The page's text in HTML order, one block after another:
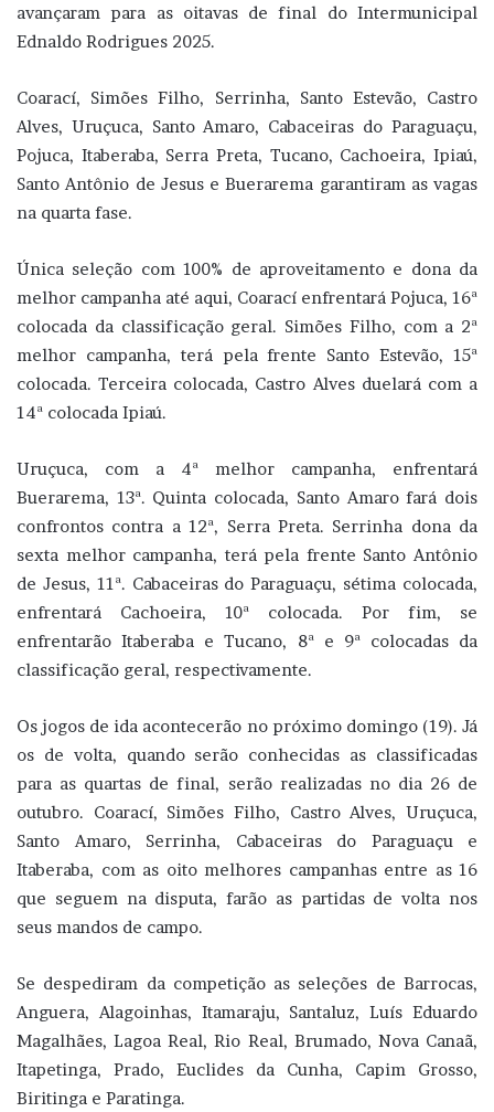
avançaram para as oitavas de final do Intermunicipal
Ednaldo Rodrigues 2025.
Coarací, Simões Filho, Serrinha, Santo Estevão, Castro
Alves, Uruçuca, Santo Amaro, Cabaceiras do Paraguaçu,
Pojuca, Itaberaba, Serra Preta, Tucano, Cachoeira, Ipiaú,
Santo Antônio de Jesus e Buerarema garantiram as vagas
na quarta fase.
Única seleção com 100% de aproveitamento e dona da
melhor campanha até aqui, Coarací enfrentará Pojuca, 16ª
colocada da classificação geral. Simões Filho, com a 2ª
melhor campanha, terá pela frente Santo Estevão, 15ª
colocada. Terceira colocada, Castro Alves duelará com a
14ª colocada Ipiaú.
Uruçuca, com a 4ª melhor campanha, enfrentará
Buerarema, 13ª. Quinta colocada, Santo Amaro fará dois
confrontos contra a 12ª, Serra Preta. Serrinha dona da
sexta melhor campanha, terá pela frente Santo Antônio
de Jesus, 11ª. Cabaceiras do Paraguaçu, sétima colocada,
enfrentará Cachoeira, 10ª colocada. Por fim, se
enfrentarão Itaberaba e Tucano, 8ª e 9ª colocadas da
classificação geral, respectivamente.
Os jogos de ida acontecerão no próximo domingo (19). Já
os de volta, quando serão conhecidas as classificadas
para as quartas de final, serão realizadas no dia 26 de
outubro. Coarací, Simões Filho, Castro Alves, Uruçuca,
Santo Amaro, Serrinha, Cabaceiras do Paraguaçu e
Itaberaba, com as oito melhores campanhas entre as 16
que seguem na disputa, farão as partidas de volta nos
seus mandos de campo.
Se despediram da competição as seleções de Barrocas,
Anguera, Alagoinhas, Itamaraju, Santaluz, Luís Eduardo
Magalhães, Lagoa Real, Rio Real, Brumado, Nova Canaã,
Itapetinga, Prado, Euclides da Cunha, Capim Grosso,
Biritinga e Paratinga.